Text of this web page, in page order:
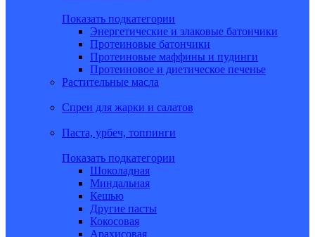
Показать подкатегории
Энергетические и злаковые батончики
Протеиновые батончики
Протеиновые маффины и пудинги
Протеиновое и диетическое печенье
Растительные масла
Спреи для жарки и салатов
Паста, урбеч, топпинги
Показать подкатегории
Шоколадная
Миндальная
Кешью
Другие пасты
Кокосовая
Арахисовая